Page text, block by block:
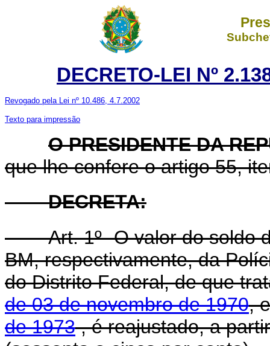
DECRETO-LEI Nº
Revogado pela Lei nº 10.486, 4.7.2002
Texto para impressão
O PRESIDENTE DA
que lhe confere o artigo 55,
DECRETA:
Art. 1º -O valor do soldo
BM, respectivamente, da
do Distrito Federal, de que
de 03 de novembro de 1970,
de 1973, é reajustado, a